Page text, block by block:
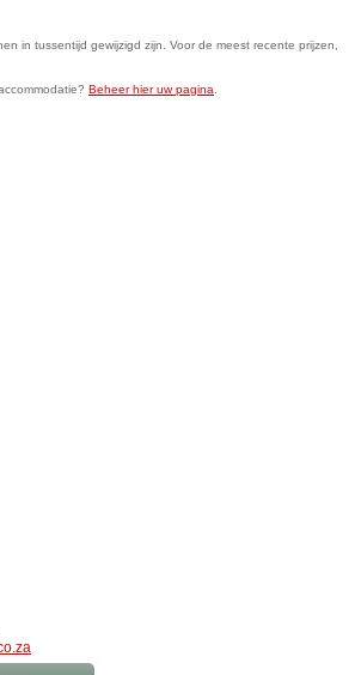
in tussentijd gewijzigd zijn. Voor de meest recente prijzen,
Beheer hier uw pagina